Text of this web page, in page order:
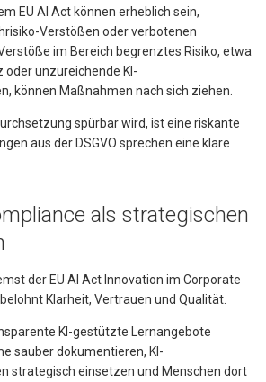
EU AI Act können erheblich sein,
Verstößen oder verbotenen
im Bereich begrenztes Risiko, etwa
unzureichende KI-
können Maßnahmen nach sich ziehen.
spürbar wird, ist eine riskante
aus der DSGVO sprechen eine klare
als strategischen
der EU AI Act Innovation im Corporate
belohnt Klarheit, Vertrauen und Qualität.
KI-gestützte Lernangebote
sauber dokumentieren, KI-
strategisch einsetzen und Menschen dort